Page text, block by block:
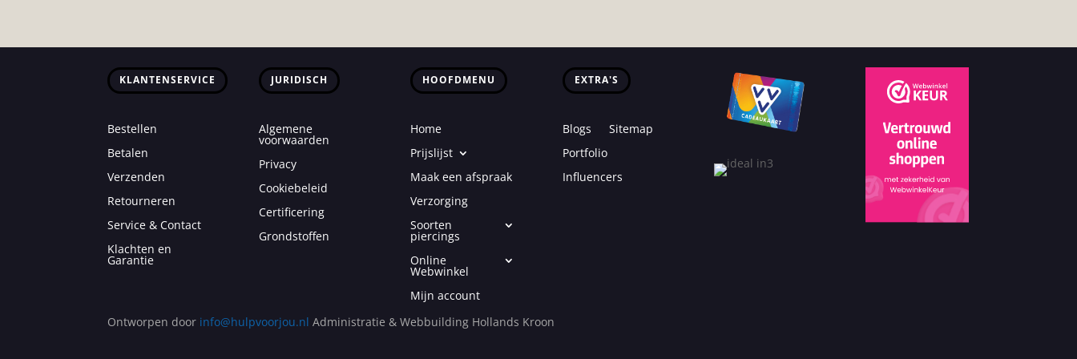
€179,99
KLANTENSERVICE
Bestellen
Betalen
Verzenden
Retourneren
Service & Contact
Klachten en
Garantie
JURIDISCH
Algemene
voorwaarden
Privacy
Cookiebeleid
Certificering
Grondstoffen
HOOFDMENU
Home
Prijslijst
Maak een afspraak
Verzorging
Soorten
piercings
Online
Webwinkel
Mijn account
EXTRA'S
Blogs
Sitemap
Portfolio
Influencers
Ontworpen door info@hulpvoorjou.nl Administratie & Webbuilding Hollands Kroon